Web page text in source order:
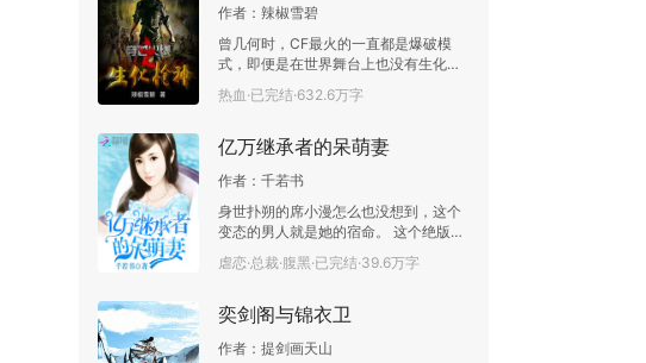
作者： 辣椒雪碧
曾几何时，CF最火的一直都是爆破模
式，即便是在世界舞台上也没有生化的
一席之地。 然而，就在某年某月的某一
天，一款名为《大灾变》的CF续作彻底
作的苦逼大学生，误入美女工作室，靠
巅，延续了枪神传奇！ 雪碧新书《英雄
联盟之狂暴重生》将于3月15号前后火
热上市，敬请期待！
热血·已完结·632.6万字
亿万继承者的呆萌妻
作者： 千若书
身世扑朔的席小漫怎么也没想到，这个
变态的男人就是她的宿命。 这个绝版腹
黑男，表这么霸道，好不好？ “我比他
帅，比他有钱，是你的不二选择。”某男
银……”她小声嘀咕着，果断接受不了这
忘了，你已经是我楚傲东的老婆了，给
虐恋·总裁·腹黑·已完结·39.6万字
奕剑阁与锦衣卫
作者： 提剑画天山